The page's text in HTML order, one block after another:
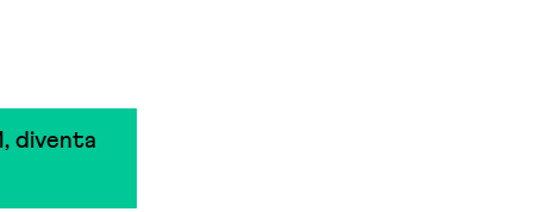
diventa